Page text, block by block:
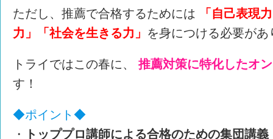
ただし、推薦で合格するためには
「自己表現
力」「社会を生きる力」 を身につける必要があ
トライではこの春に、
推薦対策に特化したオ
す！
◆ポイント◆
・
トッププロ講師による合格のための集団講義